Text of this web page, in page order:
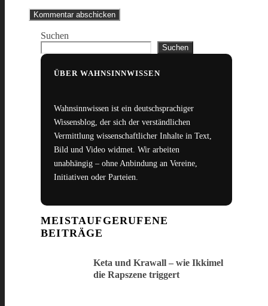
Suchen
Suchen
ÜBER WAHNSINNWISSEN
Wahnsinnwissen ist ein deutschsprachiger
Wissensblog, der sich der verständlichen
Vermittlung wissenschaftlicher Inhalte in Text,
Bild und Video widmet. Wir arbeiten
unabhängig – ohne Anbindung an Vereine,
Initiativen oder Parteien.
MEISTAUFGERUFENE
BEITRÄGE
Keta und Krawall – wie Ikkimel
die Rapszene triggert